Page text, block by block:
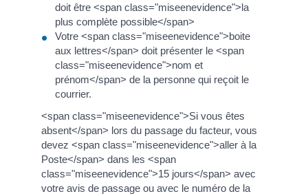
doit être <span class="miseenevidence">la
plus complète possible</span>
Votre <span class="miseenevidence">boite
aux lettres</span> doit présenter le <span
class="miseenevidence">nom et
prénom</span> de la personne qui reçoit le
courrier.
<span class="miseenevidence">Si vous êtes
absent</span> lors du passage du facteur, vous
devez <span class="miseenevidence">aller à la
Poste</span> dans les <span
class="miseenevidence">15 jours</span> avec
votre avis de passage ou avec le numéro de la